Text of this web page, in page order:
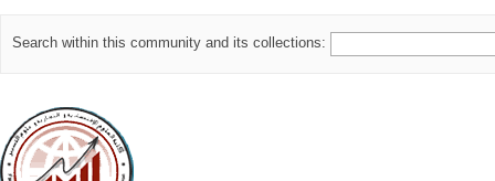
Search within this community and its collections: